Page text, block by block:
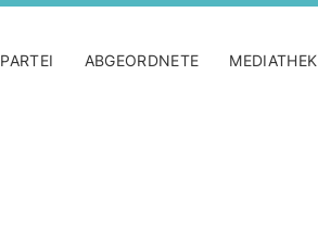
PARTEI ABGEORDNETE MEDIATHEK